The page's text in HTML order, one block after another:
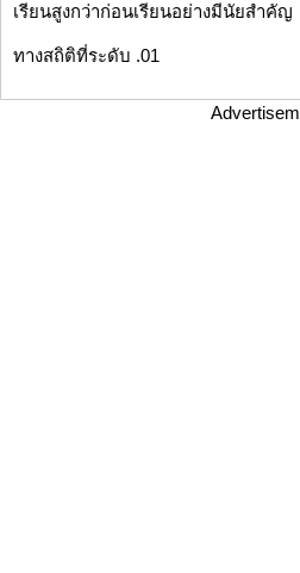
เรียนสูงกว่าก่อนเรียนอย่างมีนัยสำคัญ
ทางสถิติที่ระดับ .01